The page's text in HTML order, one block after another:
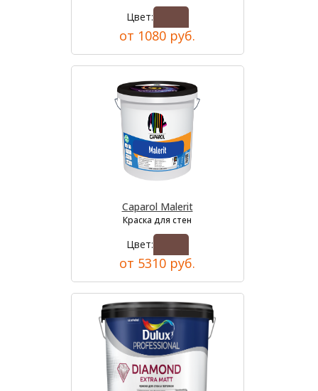
Цвет:
от 1080 руб.
Caparol Malerit
Краска для стен
Цвет:
от 5310 руб.